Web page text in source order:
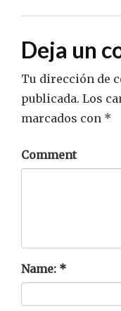
Deja un
Tu dirección de
publicada. Los
marcados con *
Comment
Name: *